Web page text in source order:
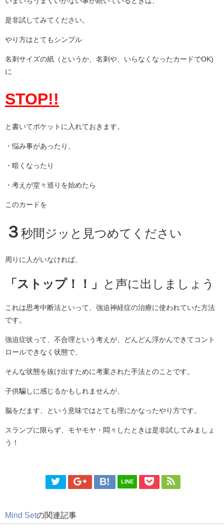
是非試してみてください。
やり方はとてもシンプル
名刺サイズの紙（というか、名刺や、いらなくなったカードでOK)
に
STOP!!
と書いてポケットに入れておきます。
・悩み事があったり、
・暗くなったり
・考えが堂々巡りを始めたら
このカードを
３ 秒間ジッと見つめてください
周りに人がいなければ、
「ストップ！！」 と声に出しましょう
これは思考中断法といって、強迫神経症の治療に使われていた方法
です。
強迫症状って、不合理という考えが、どんどん浮かんできてコント
ロールできなく状態で、
そんな状態を抜け出すために考案された手法とのことです。
子供騙しに感じるかもしれませんが、
脳をだます、という意味ではとても理にかなったやり方です。
スランプに限らず、モヤモヤ・悶々したときは是非試してみましょ
う！
LINE
Mind Setの関連記事